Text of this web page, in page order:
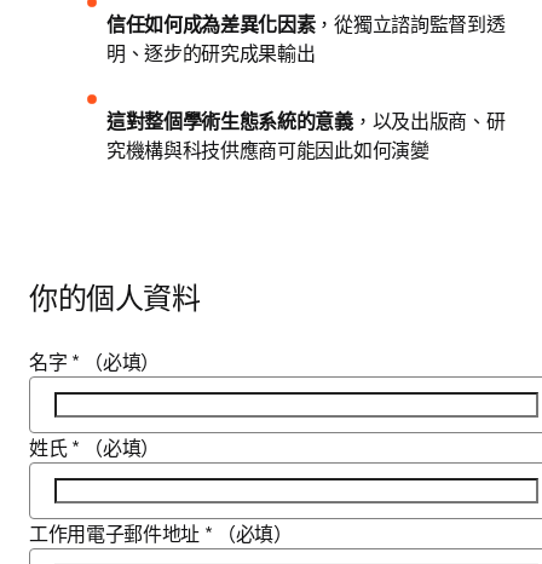
信任如何成為差異化因素，從獨立諮詢監督到透
明、逐步的研究成果輸出
這對整個學術生態系統的意義，以及出版商、研
究機構與科技供應商可能因此如何演變
你的個人資料
名字 * （必填）
姓氏 * （必填）
工作用電子郵件地址 * （必填）